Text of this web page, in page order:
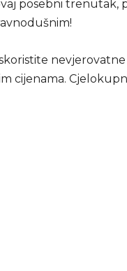
posebni trenutak,
iskoristite
cijenama.